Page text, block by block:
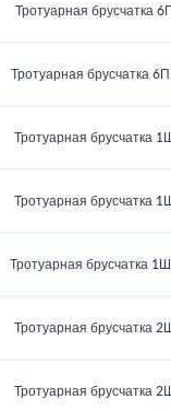
Тротуарная брусчатка
Тротуарная брусчатка
Тротуарная брусчатка
Тротуарная брусчатка
Тротуарная брусчатка
Тротуарная брусчатка
Тротуарная брусчатка